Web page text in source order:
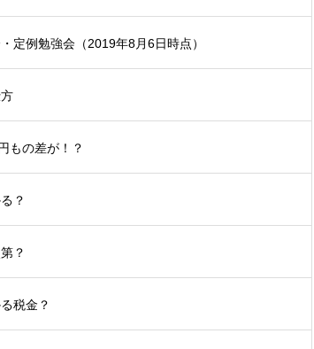
定例勉強会（2019年8月6日時点）
もの差が！？
？
？
税金？